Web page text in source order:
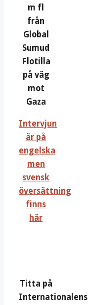
m fl
från
Global
Sumud
Flotilla
på väg
mot
Gaza
Intervjun
är på
engelska
men
svensk
översättning
finns
här
Titta på
Internationalens